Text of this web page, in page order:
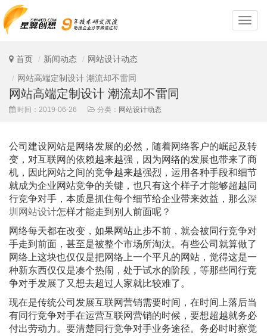
深
圳
首页 新闻动态
网站设计动态
网站高端定制设计 潮流却不雷同
网站高端定制设计 潮流却不雷同
时间：2019-06-26 分类： 网站设计动态
公司建设网站是网络发展的必然，随着网络客户的崛起及转
变，对互联网的依赖越来越强，因为网络的发展也带来了商
机，因此网站之间的竞争越来越强烈，运用各种手段和细节
就成为企业网站竞争的关键，也只有这个样子才能够超越同
行竞争对手，本质是抓住每个细节给企业带来效益，那么深
圳网站设计怎样才能走到别人前面呢？
网络每天都在改变，如果网站止步不前，就会被同行竞争对
手走到前面，甚至是被整个市场所淘汰。有些公司就算做了
网络上这块也仅仅是把网络上一个平凡的网站，觉得这是一
种新东西仅仅是凑个热闹，处于试水的阶段，等那些同行竞
争对手发展了又想去超过人家就比较难了。
现在是传统公司发展互联网营销需要时间，在时间上落后当
有同行竞争对手在运营互联网营销的时候，要想超越就务必
付出劳动力。要清楚同行竞争对手业务途径。务必时时察觉